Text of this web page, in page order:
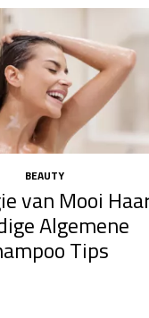
BEAUTY
van Mooi
Algemene
Tips